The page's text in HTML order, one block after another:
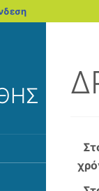
blogs.sch.gr